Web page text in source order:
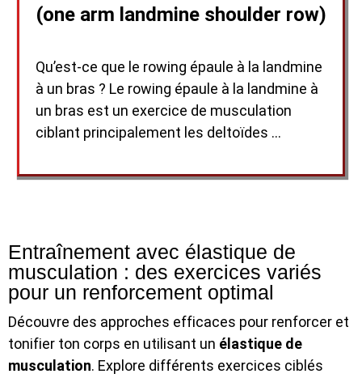
(one arm landmine shoulder row)
Qu’est-ce que le rowing épaule à la landmine
à un bras ? Le rowing épaule à la landmine à
un bras est un exercice de musculation
ciblant principalement les deltoïdes …
Entraînement avec élastique de
musculation : des exercices variés
pour un renforcement optimal
Découvre des approches efficaces pour renforcer et
tonifier ton corps en utilisant un élastique de
musculation. Explore différents exercices ciblés